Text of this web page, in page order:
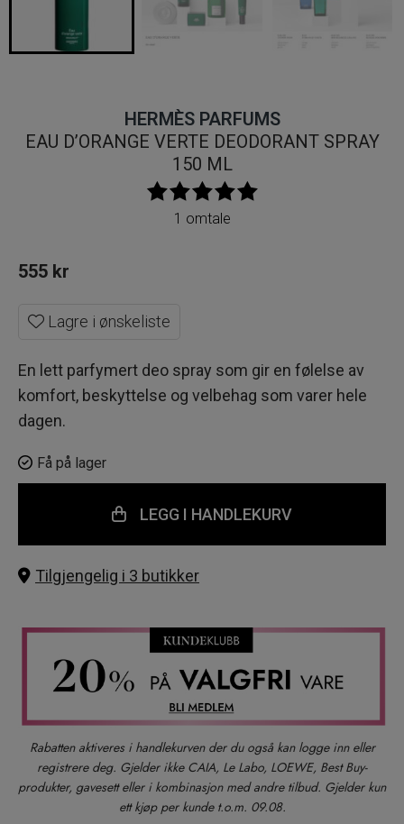
HERMÈS PARFUMS
EAU D’ORANGE VERTE DEODORANT SPRAY
150 ML
1 omtale
555 kr
Lagre i ønskeliste
En lett parfymert deo spray som gir en følelse av
komfort, beskyttelse og velbehag som varer hele
dagen.
Få på lager
LEGG I HANDLEKURV
Tilgjengelig i 3 butikker
Rabatten aktiveres i handlekurven der du også kan logge inn eller
registrere deg. Gjelder ikke CAIA, Le Labo, LOEWE, Best Buy-
produkter, gavesett eller i kombinasjon med andre tilbud. Gjelder kun
ett kjøp per kunde t.o.m. 09.08.